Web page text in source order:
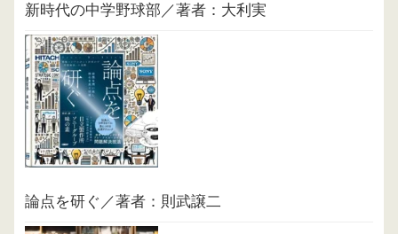
新時代の中学野球部／著者：大利実
論点を研ぐ／著者：則武譲二